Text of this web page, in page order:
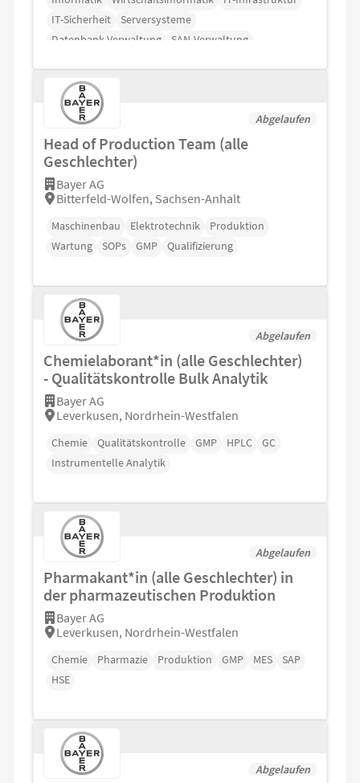
IT-Sicherheit
Serversysteme
Datenbank-Verwaltung
SAN-Verwaltung
Abgelaufen
Head of Production Team (alle
Geschlechter)
Bayer AG
Bitterfeld-Wolfen, Sachsen-Anhalt
Maschinenbau Elektrotechnik
Produktion
Wartung
SOPs GMP Qualifizierung
Abgelaufen
Chemielaborant*in (alle Geschlechter)
- Qualitätskontrolle Bulk Analytik
Bayer AG
Leverkusen, Nordrhein-Westfalen
Chemie Qualitätskontrolle GMP HPLC
GC
Instrumentelle Analytik
Abgelaufen
Pharmakant*in (alle Geschlechter) in
der pharmazeutischen Produktion
Bayer AG
Leverkusen, Nordrhein-Westfalen
Chemie Pharmazie Produktion GMP MES
SAP
HSE
Abgelaufen